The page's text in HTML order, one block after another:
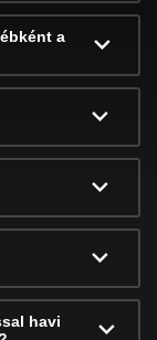
a
havi